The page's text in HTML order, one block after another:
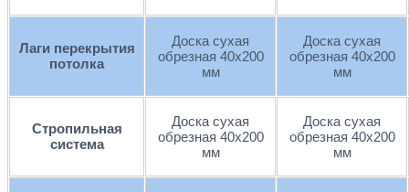
Лаги перекрытия
потолка
Доска сухая
обрезная 40х200
мм
Доска сухая
обрезная 40х200
мм
Стропильная
система
Доска сухая
обрезная 40х200
мм
Доска сухая
обрезная 40х200
мм